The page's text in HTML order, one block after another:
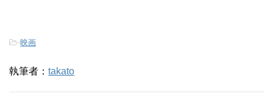
-映画
執筆者： takato